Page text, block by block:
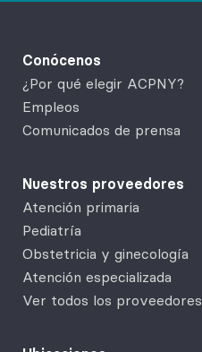
Conócenos
¿Por qué elegir ACPNY?
Empleos
Comunicados de prensa
Nuestros proveedores
Atención primaria
Pediatría
Obstetricia y ginecología
Atención especializada
Ver todos los proveedores